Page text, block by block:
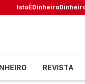
IstoÉDinheiro
REVISTA